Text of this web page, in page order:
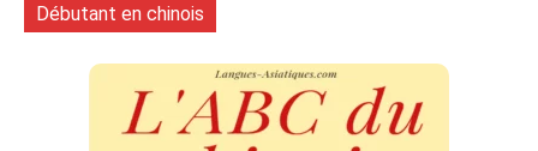
Débutant en chinois